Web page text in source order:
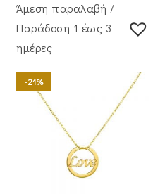
Άμεση παραλαβή /
Παράδoση 1 έως 3
ημέρες
-21%